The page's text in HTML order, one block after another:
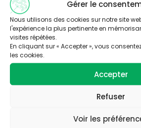
Gérer le
Nous utilisons des cookies sur notre site
l'expérience la plus pertinente en
visites répétées.
En cliquant sur « Accepter », vous
les cookies.
Accepter
Refuser
Voir les
Vous souhaitez en
cette thématique ?
Consultez le site Agir-ese.org,
pour agir en Éducation et
Santé-Environnement.